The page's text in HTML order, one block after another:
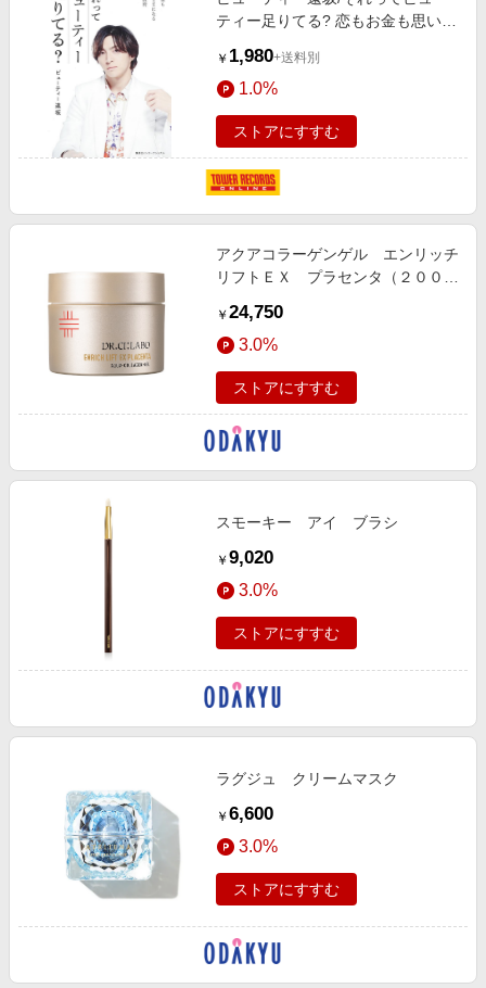
ティー足りてる? 恋もお金も思いの
[9784797674316]
￥ 1,980+送料別
1.0%
ストアにすすむ
アクアコラーゲンゲル エンリッチ
リフトＥＸ プラセンタ（２００
￥ 24,750
3.0%
ストアにすすむ
スモーキー アイ ブラシ
￥ 9,020
3.0%
ストアにすすむ
ラグジュ クリームマスク
￥ 6,600
3.0%
ストアにすすむ